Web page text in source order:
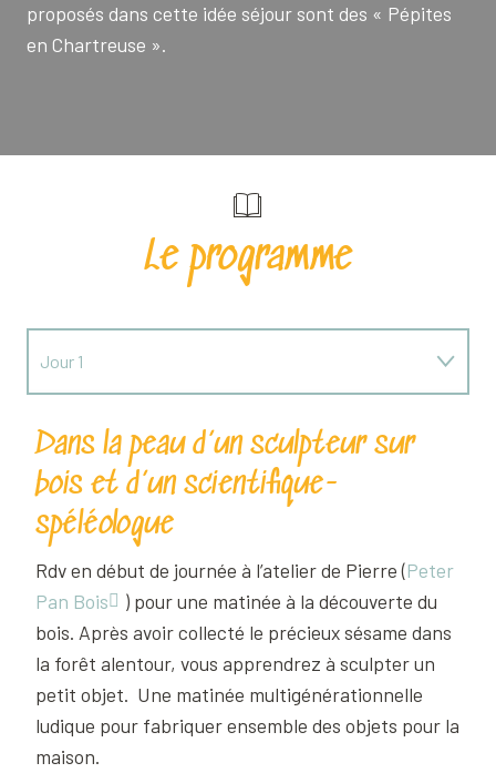
proposés dans cette idée séjour sont des « Pépites
en Chartreuse ».
Le programme
Jour 1
Jour 2
Jour 3
Dans la peau d’un sculpteur sur
bois et d’un scientifique-
spéléologue
Rdv en début de journée à l’atelier de Pierre (Peter
Pan Bois
) pour une matinée à la découverte du
bois. Après avoir collecté le précieux sésame dans
la forêt alentour, vous apprendrez à sculpter un
petit objet. Une matinée multigénérationnelle
ludique pour fabriquer ensemble des objets pour la
maison.